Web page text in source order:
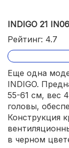
INDIGO 21
Рейтинг: 4.7
Еще одна
INDIGO.
55-61 см, вес
головы,
Конструкция
в черном